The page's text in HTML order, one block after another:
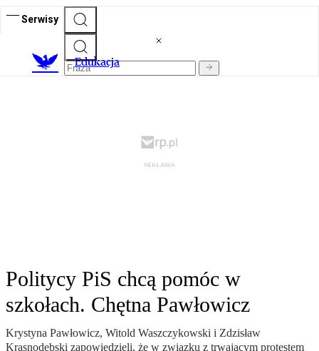
Serwisy
Edukacja
Politycy PiS chcą pomóc w
szkołach. Chętna Pawłowicz
Krystyna Pawłowicz, Witold Waszczykowski i Zdzisław
Krasnodębski zapowiedzieli, że w związku z trwającym protestem